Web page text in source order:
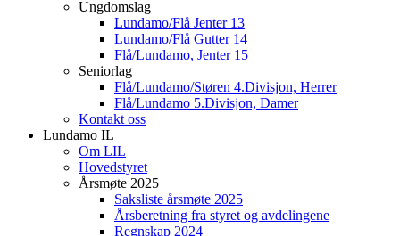
Ungdomslag
Lundamo/Flå Jenter 13
Lundamo/Flå Gutter 14
Flå/Lundamo, Jenter 15
Seniorlag
Flå/Lundamo/Støren 4.Divisjon, Herrer
Flå/Lundamo 5.Divisjon, Damer
Kontakt oss
Lundamo IL
Om LIL
Hovedstyret
Årsmøte 2025
Saksliste årsmøte 2025
Årsberetning fra styret og avdelingene
Regnskap 2024